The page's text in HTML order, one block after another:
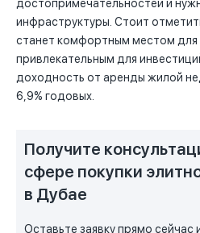
достопримечательностей и
инфраструктуры. Стоит
станет комфортным местом для
привлекательным для
доходность от аренды жилой
6,9% годовых.
Получите
сфере покупки
в Дубае
Оставьте заявку прямо сейчас